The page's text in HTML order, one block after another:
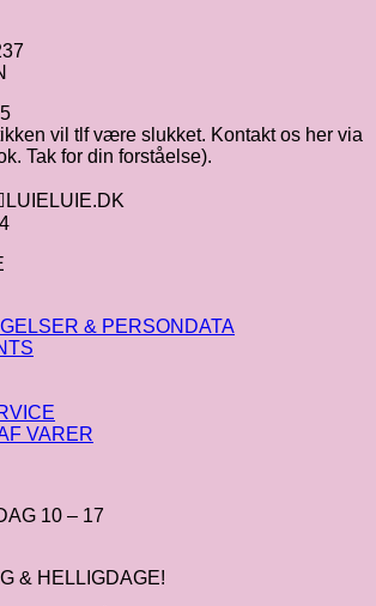
vil tlf være slukket. Kontakt os her via
Tak for din forståelse).
& PERSONDATA
VARER
10 – 17
& HELLIGDAGE!